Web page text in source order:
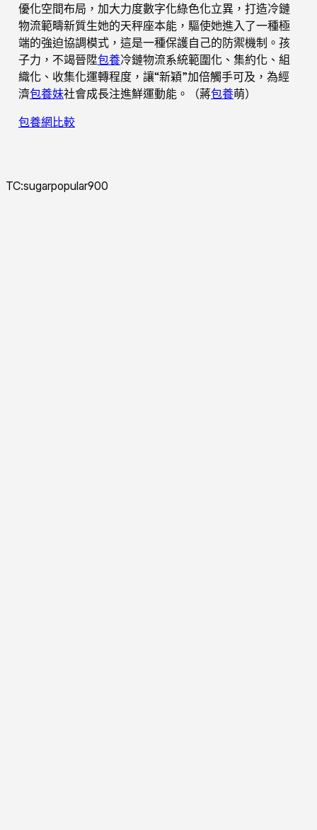
優化空間布局，加大力度數字化綠色化立異，打造冷鏈
物流範疇新質生她的天秤座本能，驅使她進入了一種極
端的強迫協調模式，這是一種保護自己的防禦機制。孩
子力，不竭晉陞包養冷鏈物流系統範圍化、集約化、組
織化、收集化運轉程度，讓“新穎”加倍觸手可及，為經
濟包養妹社會成長注進鮮運動能。（蔣包養萌）
包養網比較
TC:sugarpopular900